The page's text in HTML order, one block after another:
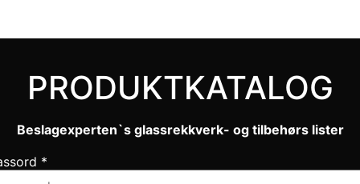
PRODUKTKATALOG
Beslagexperten`s glassrekkverk- og tilbehørs lister
*